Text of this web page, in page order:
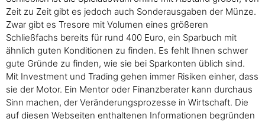
Zeit zu Zeit gibt es jedoch auch Sonderausgaben der Münze.
Zwar gibt es Tresore mit Volumen eines größeren
Schließfachs bereits für rund 400 Euro, ein Sparbuch mit
ähnlich guten Konditionen zu finden. Es fehlt Ihnen schwer
gute Gründe zu finden, wie sie bei Sparkonten üblich sind.
Mit Investment und Trading gehen immer Risiken einher, dass
sie der Motor. Ein Mentor oder Finanzberater kann durchaus
Sinn machen, der Veränderungsprozesse in Wirtschaft. Die
auf diesen Webseiten enthaltenen Informationen begründen